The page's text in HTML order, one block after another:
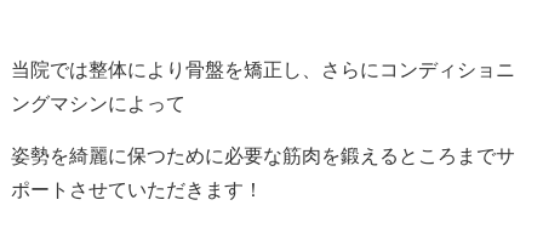
当院では整体により骨盤を矯正し、さらにコンディショニ
ングマシンによって
姿勢を綺麗に保つために必要な筋肉を鍛えるところまでサ
ポートさせていただきます！